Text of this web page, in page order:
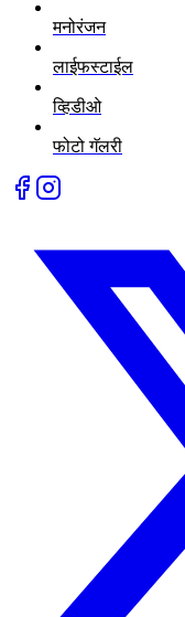
मनोरंजन
लाईफस्टाईल
व्हिडीओ
फोटो गॅलरी